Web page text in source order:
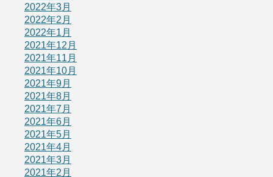
2022年3月
2022年2月
2022年1月
2021年12月
2021年11月
2021年10月
2021年9月
2021年8月
2021年7月
2021年6月
2021年5月
2021年4月
2021年3月
2021年2月